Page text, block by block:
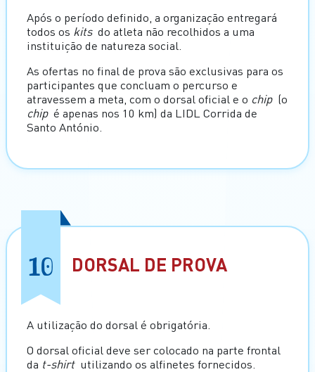
Após o período definido, a organização entregará
todos os kits do atleta não recolhidos a uma
instituição de natureza social.
As ofertas no final de prova são exclusivas para os
participantes que concluam o percurso e
atravessem a meta, com o dorsal oficial e o chip (o
chip é apenas nos 10 km) da LIDL Corrida de
Santo António.
10 DORSAL DE PROVA
A utilização do dorsal é obrigatória.
O dorsal oficial deve ser colocado na parte frontal
da t-shirt utilizando os alfinetes fornecidos.